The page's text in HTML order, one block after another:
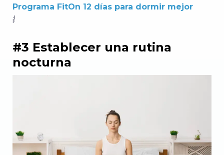
Programa FitOn 12 días para dormir mejor
¡!
#3 Establecer una rutina
nocturna